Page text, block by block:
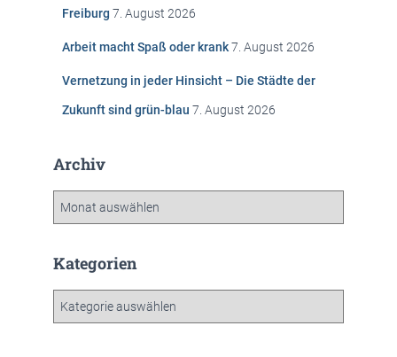
Freiburg 7. August 2026
Arbeit macht Spaß oder krank7. August 2026
Vernetzung in jeder Hinsicht – Die Städte der
Zukunft sind grün-blau 7. August 2026
Archiv
h
Kategorien